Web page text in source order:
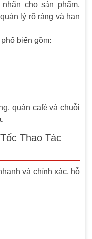
cho sản phẩm,
lý rõ ràng và hạn
biến gồm:
quán café và chuỗi
Thao Tác
và chính xác, hỗ